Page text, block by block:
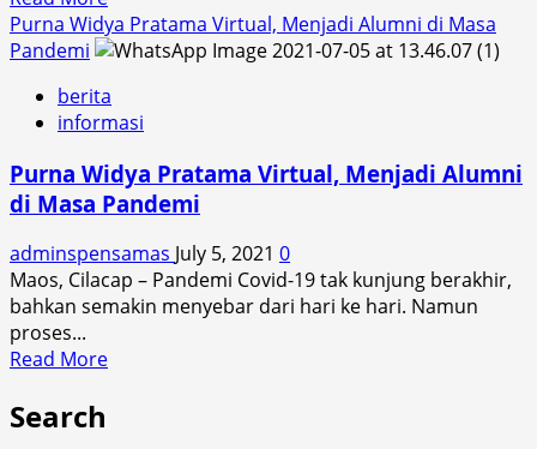
more
about
Pengurus
Komite
Negeri
1
Purna Widya Pratama Virtual, Menjadi Alumni di Masa
Pandemi
berita
informasi
Purna Widya Pratama Virtual, Menjadi Alumni
di Masa Pandemi
adminspensamas July 5, 2021 0
Maos, Cilacap – Pandemi Covid-19 tak kunjung berakhir,
bahkan semakin menyebar dari hari ke hari. Namun
proses...
Read MoreRead
Search